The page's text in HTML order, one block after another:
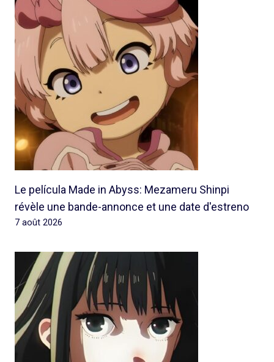
Le película Made in Abyss: Mezameru Shinpi
révèle une bande-annonce et une date d'estreno
7 août 2026